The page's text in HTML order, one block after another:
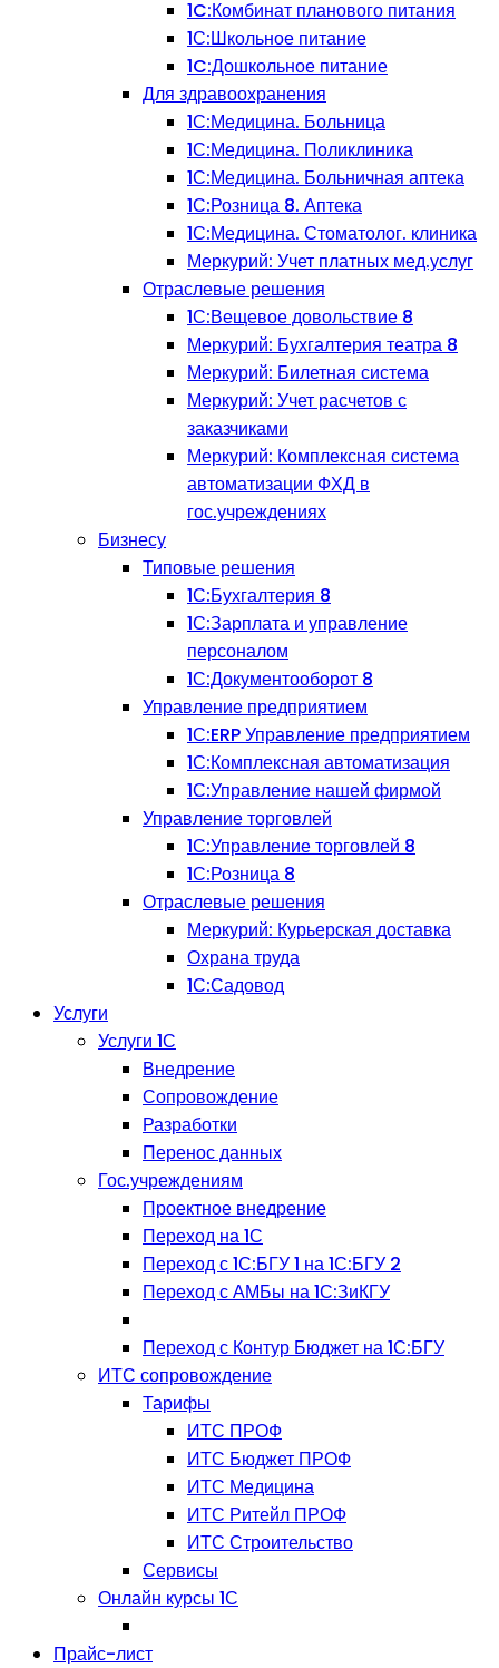
1C:Комбинат планового питания
1С:Школьное питание
1C:Дошкольное питание
Для здравоохранения
1С:Медицина. Больница
1С:Медицина. Поликлиника
1С:Медицина. Больничная аптека
1С:Розница 8. Аптека
1С:Медицина. Стоматолог. клиника
Меркурий: Учет платных мед.услуг
Отраслевые решения
1С:Вещевое довольствие 8
Меркурий: Бухгалтерия театра 8
Меркурий: Билетная система
Меркурий: Учет расчетов с
заказчиками
Меркурий: Комплексная система
автоматизации ФХД в
гос.учреждениях
Бизнесу
Типовые решения
1С:Бухгалтерия 8
1С:Зарплата и управление
персоналом
1С:Документооборот 8
Управление предприятием
1С:ERP Управление предприятием
1С:Комплексная автоматизация
1С:Управление нашей фирмой
Управление торговлей
1С:Управление торговлей 8
1С:Розница 8
Отраслевые решения
Меркурий: Курьерская доставка
Охрана труда
1С:Садовод
Услуги
Услуги 1С
Внедрение
Сопровождение
Разработки
Перенос данных
Гос.учреждениям
Проектное внедрение
Переход на 1С
Переход с 1С:БГУ 1 на 1С:БГУ 2
Переход с АМБы на 1С:ЗиКГУ
Переход с Контур Бюджет на 1С:БГУ
ИТС сопровождение
Тарифы
ИТС ПРОФ
ИТС Бюджет ПРОФ
ИТС Медицина
ИТС Ритейл ПРОФ
ИТС Строительство
Сервисы
Онлайн курсы 1С
Прайс-лист